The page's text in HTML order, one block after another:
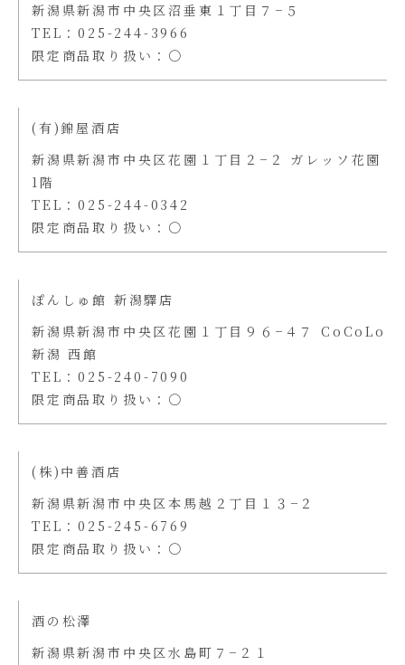
新潟県新潟市中央区沼垂東１丁目７−５
TEL：025-244-3966
限定商品取り扱い：〇
(有)錦屋酒店
新潟県新潟市中央区花園１丁目２−２ ガレッソ花園
1階
TEL：025-244-0342
限定商品取り扱い：〇
ぽんしゅ館 新潟驛店
新潟県新潟市中央区花園１丁目９６−４７ CoCoLo
新潟 西館
TEL：025-240-7090
限定商品取り扱い：〇
(株)中善酒店
新潟県新潟市中央区本馬越２丁目１３−２
TEL：025-245-6769
限定商品取り扱い：〇
酒の松澤
新潟県新潟市中央区水島町７−２１